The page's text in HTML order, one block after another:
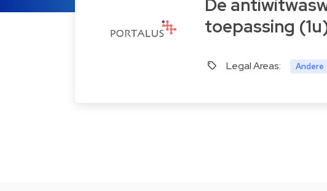
De antiwitwaswet - verplichtingen en praktische
toepassing
Legal Areas: Andere